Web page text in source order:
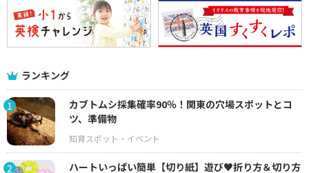
ランキング
1
カブトムシ採集確率90％！関東の穴場スポットとコ
ツ、準備物
2
ハートいっぱい簡単【切り紙】遊び♥折り方＆切り方